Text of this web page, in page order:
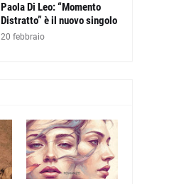
Paola Di Leo: “Momento
Distratto” è il nuovo singolo
20 febbraio